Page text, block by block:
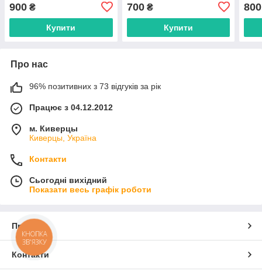
900 ₴
Купити
700₴
Купити
800
Про нас
96% позитивних з 73 відгуків за рік
Працює з 04.12.2012
м. Киверцы
Киверцы, Україна
Контакти
Сьогодні вихідний
Показати весь графік роботи
Про нас
Контакти
КНОПКА
ЗВ'ЯЗКУ